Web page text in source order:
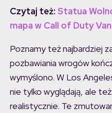
Czytaj też: Statua
mapa w Call of Duty
Poznamy też najbardziej
pozbawiania wrogów
wymyślono. W Los
nie tylko wyglądają, ale
realistycznie. Te